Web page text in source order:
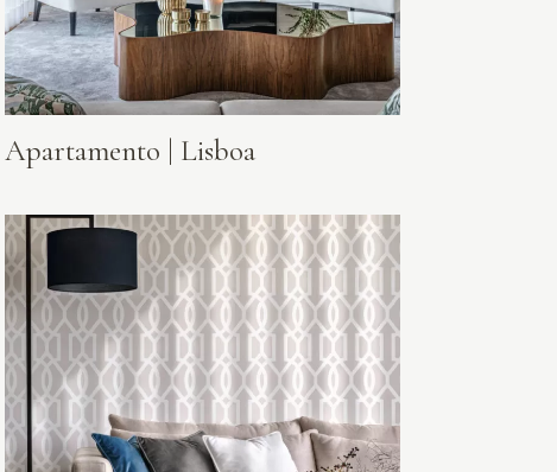
Apartamento | Lisboa